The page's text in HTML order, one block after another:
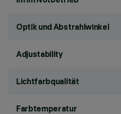
Optik und Abstrahlwinkel
Adjustability
Lichtfarbqualität
Farbtemperatur